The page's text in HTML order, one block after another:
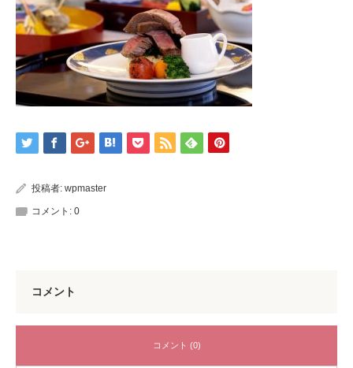
投稿者: wpmaster
コメント: 0
コメント
コメント (0)